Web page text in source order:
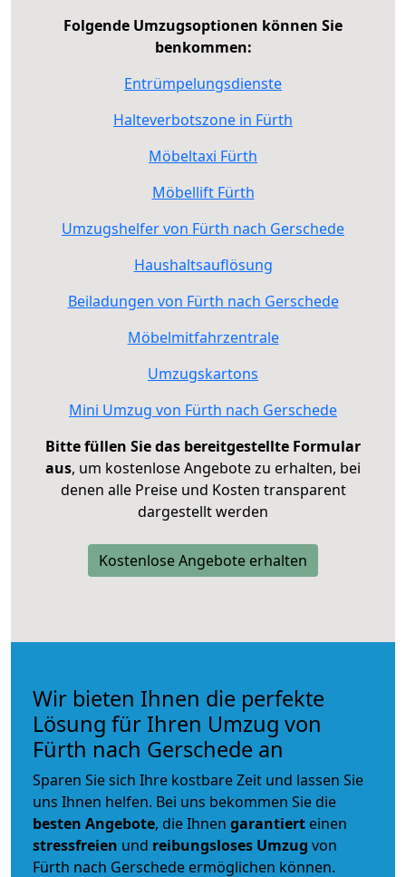
Folgende Umzugsoptionen können Sie
benkommen:
Entrümpelungsdienste
Halteverbotszone in Fürth
Möbeltaxi Fürth
Möbellift Fürth
Umzugshelfer von Fürth nach Gerschede
Haushaltsauflösung
Beiladungen von Fürth nach Gerschede
Möbelmitfahrzentrale
Umzugskartons
Mini Umzug von Fürth nach Gerschede
Bitte füllen Sie das bereitgestellte Formular
aus, um kostenlose Angebote zu erhalten, bei
denen alle Preise und Kosten transparent
dargestellt werden
Kostenlose Angebote erhalten
Wir bieten Ihnen die perfekte
Lösung für Ihren Umzug von
Fürth nach Gerschede an
Sparen Sie sich Ihre kostbare Zeit und lassen Sie
uns Ihnen helfen. Bei uns bekommen Sie die
besten Angebote, die Ihnen garantiert einen
stressfreien und reibungsloses Umzug von
Fürth nach Gerschede ermöglichen können.